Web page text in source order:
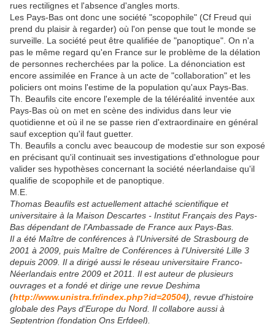
rues rectilignes et l'absence d'angles morts.
Les Pays-Bas ont donc une société "scopophile" (Cf Freud qui
prend du plaisir à regarder) où l'on pense que tout le monde se
surveille. La société peut être qualifiée de "panoptique". On n'a
pas le même regard qu'en France sur le problème de la délation
de personnes recherchées par la police. La dénonciation est
encore assimilée en France à un acte de "collaboration" et les
policiers ont moins l'estime de la population qu'aux Pays-Bas.
Th. Beaufils cite encore l'exemple de la téléréalité inventée aux
Pays-Bas où on met en scène des individus dans leur vie
quotidienne et où il ne se passe rien d'extraordinaire en général
sauf exception qu'il faut guetter.
Th. Beaufils a conclu avec beaucoup de modestie sur son exposé
en précisant qu'il continuait ses investigations d'ethnologue pour
valider ses hypothèses concernant la société néerlandaise qu'il
qualifie de scopophile et de panoptique.
M.E.
Thomas Beaufils est actuellement attaché scientifique et
universitaire à la Maison Descartes - Institut Français des Pays-
Bas dépendant de l'Ambassade de France aux Pays-Bas.
Il a été Maître de conférences à l'Université de Strasbourg de
2001 à 2009, puis Maître de Conférences à l'Université Lille 3
depuis 2009. Il a dirigé aussi le réseau universitaire Franco-
Néerlandais entre 2009 et 2011. Il est auteur de plusieurs
ouvrages et a fondé et dirige une revue Deshima
(http://www.unistra.fr/index.php?id=20504), revue d'histoire
globale des Pays d'Europe du Nord. Il collabore aussi à
Septentrion (fondation Ons Erfdeel).